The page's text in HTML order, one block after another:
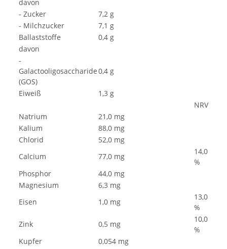
davon
- Zucker
7,2 g
- Milchzucker
7,1 g
Ballaststoffe
0,4 g
davon
-
Galactooligosaccharide
(GOS)
0,4 g
Eiweiß
1,3 g
NRV
Natrium
21,0 mg
Kalium
88,0 mg
Chlorid
52,0 mg
Calcium
77,0 mg
14,0
%
Phosphor
44,0 mg
Magnesium
6,3 mg
Eisen
1,0 mg
13,0
%
Zink
0,5 mg
10,0
%
Kupfer
0,054 mg